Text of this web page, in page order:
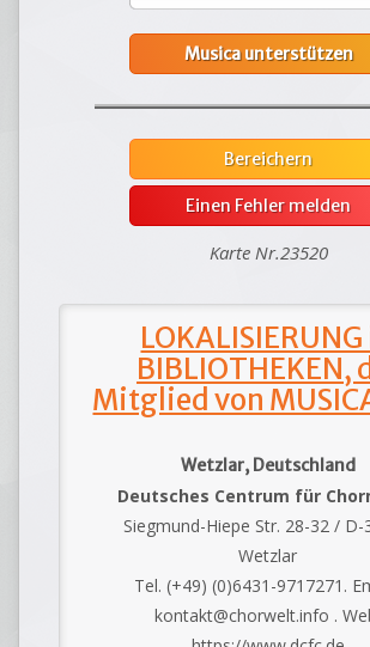
Musica unterstützen
Bereichern
Einen Fehler melden
Karte Nr.23520
BIBLIOTHEKEN,
Mitglied von
Wetzlar, Deutschland
Deutsches Centrum für
Siegmund-Hiepe Str. 28-32 / D-
Wetzlar
Tel. (+49) (0)6431-9717271.
kontakt@chorwelt.info .